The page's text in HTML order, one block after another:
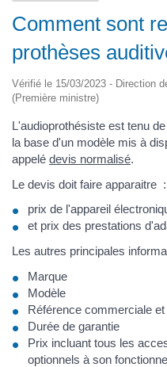
Comment sont
prothèses
Vérifié le 15/03/2023 - Direction
(Première ministre)
L'audioprothésiste est tenu
la base d'un modèle mis à
appelé devis normalisé.
Le devis doit faire apparaitre :
prix de l'appareil
et prix des prestations
Les autres principales
Marque
Modèle
Référence commerciale
Durée de garantie
Prix incluant tous les
optionnels à son